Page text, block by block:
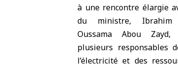
à une rencontre élargie
du ministre, Ibrahim
Oussama Abou Zayd,
plusieurs responsables
l’électricité et des